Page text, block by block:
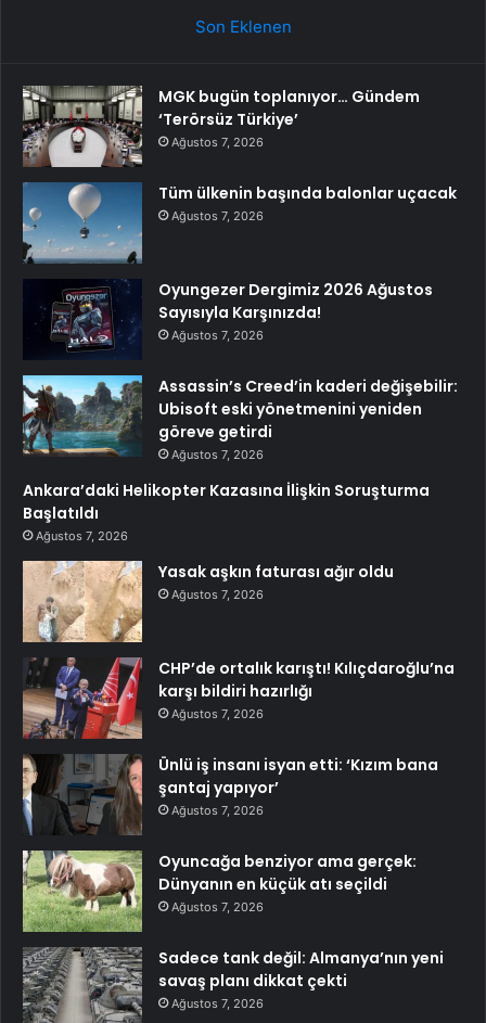
Son Eklenen
MGK bugün toplanıyor… Gündem
‘Terörsüz Türkiye’
Ağustos 7, 2026
Tüm ülkenin başında balonlar uçacak
Ağustos 7, 2026
Oyungezer Dergimiz 2026 Ağustos
Sayısıyla Karşınızda!
Ağustos 7, 2026
Assassin’s Creed’in kaderi değişebilir:
Ubisoft eski yönetmenini yeniden
göreve getirdi
Ağustos 7, 2026
Ankara’daki Helikopter Kazasına İlişkin Soruşturma
Başlatıldı
Ağustos 7, 2026
Yasak aşkın faturası ağır oldu
Ağustos 7, 2026
CHP’de ortalık karıştı! Kılıçdaroğlu’na
karşı bildiri hazırlığı
Ağustos 7, 2026
Ünlü iş insanı isyan etti: ‘Kızım bana
şantaj yapıyor’
Ağustos 7, 2026
Oyuncağa benziyor ama gerçek:
Dünyanın en küçük atı seçildi
Ağustos 7, 2026
Sadece tank değil: Almanya’nın yeni
savaş planı dikkat çekti
Ağustos 7, 2026